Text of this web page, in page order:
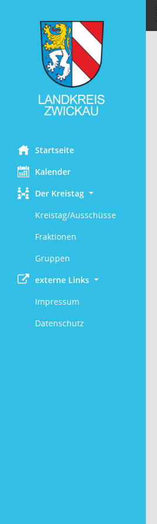
Startseite
Kalender
Der Kreistag
Kreistag/Ausschüsse
Fraktionen
Gruppen
externe Links
Impressum
Datenschutz